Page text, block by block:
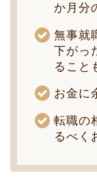
か月分
無事就
下がっ
ること
お金に
転職の
るべく